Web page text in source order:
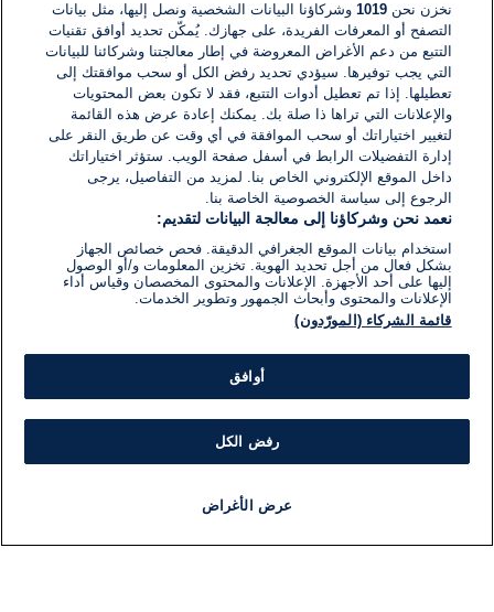
نخزن نحن1019 وشركاؤنا البيانات الشخصية ونصل إليها، مثل بيانات
التصفح أو المعرفات الفريدة، على جهازك. يُمكّن تحديد أوافق تقنيات
التتبع من دعم الأغراض المعروضة في إطار معالجتنا وشركائنا للبيانات
التي يجب توفيرها. سيؤدي تحديد رفض الكل أو سحب موافقتك إلى
تعطيلها. إذا تم تعطيل أدوات التتبع، فقد لا تكون بعض المحتويات
والإعلانات التي تراها ذا صلة بك. يمكنك إعادة عرض هذه القائمة
لتغيير اختياراتك أو سحب الموافقة في أي وقت عن طريق النقر على
إدارة التفضيلات الرابط في أسفل صفحة الويب. ستؤثر اختياراتك
داخل الموقع الإلكتروني الخاص بنا. لمزيد من التفاصيل، يرجى
الرجوع إلى سياسة الخصوصية الخاصة بنا.
نعمد نحن وشركاؤنا إلى معالجة البيانات لتقديم:
استخدام بيانات الموقع الجغرافي الدقيقة. فحص خصائص الجهاز
بشكل فعال من أجل تحديد الهوية. تخزين المعلومات و/أو الوصول
إليها على أحد الأجهزة. الإعلانات والمحتوى المخصصان وقياس أداء
الإعلانات والمحتوى وأبحاث الجمهور وتطوير الخدمات.
قائمة الشركاء (المورّدون)
أوافق
رفض الكل
عرض الأغراض